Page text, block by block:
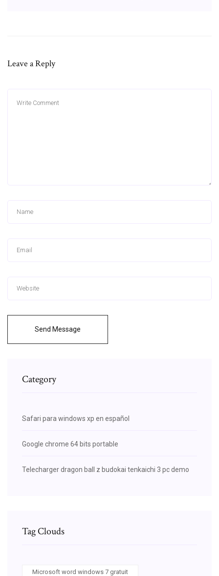
Leave a Reply
Send Message
Category
Safari para windows xp en español
Google chrome 64 bits portable
Telecharger dragon ball z budokai tenkaichi 3 pc demo
Tag Clouds
Microsoft word windows 7 gratuit